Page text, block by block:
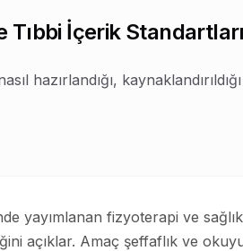
Tıbbi İçerik Standartları
hazırlandığı,
yayımlanan fizyoterapi ve sağlık
açıklar. Amaç şeffaflık ve